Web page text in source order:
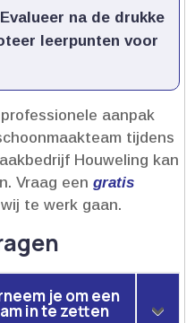
na de drukke
leerpunten voor
aanpak
tijdens
Houweling kan
Vraag eengratis
te werk gaan.​
je om een
in te zetten